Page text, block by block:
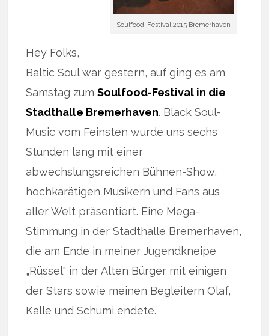
Soulfood-Festival 2015 Bremerhaven
Hey Folks,
Baltic Soul war gestern, auf ging es am
Samstag zumSoulfood-Festival in die
Stadthalle Bremerhaven. Black Soul-
Music vom Feinsten wurde uns sechs
Stunden lang mit einer
abwechslungsreichen Bühnen-Show,
hochkarätigen Musikern und Fans aus
aller Welt präsentiert. Eine Mega-
Stimmung in der Stadthalle Bremerhaven,
die am Ende in meiner Jugendkneipe
„Rüssel“ in der Alten Bürger mit einigen
der Stars sowie meinen Begleitern Olaf,
Kalle und Schumi endete.